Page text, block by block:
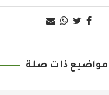
مواضيع ذات صلة